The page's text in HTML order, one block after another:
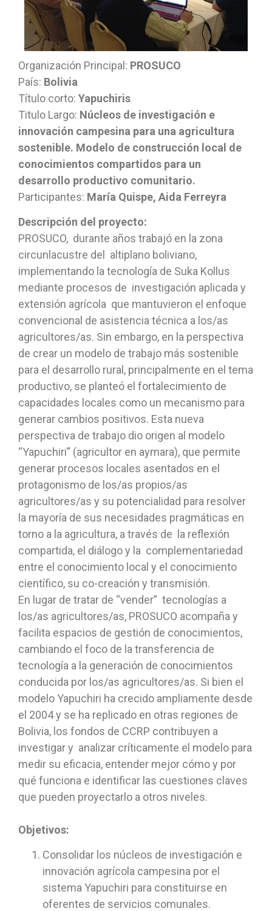
Organización Principal: PROSUCO
País: Bolivia
Título corto: Yapuchiris
Titulo Largo: Núcleos de investigación e
innovación campesina para una agricultura
sostenible. Modelo de construcción local de
conocimientos compartidos para un
desarrollo productivo comunitario.
Participantes: María Quispe, Aida Ferreyra
Descripción del proyecto:
PROSUCO, durante años trabajó en la zona
circunlacustre del altiplano boliviano,
implementando la tecnología de Suka Kollus
mediante procesos de investigación aplicada y
extensión agrícola que mantuvieron el enfoque
convencional de asistencia técnica a los/as
agricultores/as. Sin embargo, en la perspectiva
de crear un modelo de trabajo más sostenible
para el desarrollo rural, principalmente en el tema
productivo, se planteó el fortalecimiento de
capacidades locales como un mecanismo para
generar cambios positivos. Esta nueva
perspectiva de trabajo dio origen al modelo
“Yapuchiri” (agricultor en aymara), que permite
generar procesos locales asentados en el
protagonismo de los/as propios/as
agricultores/as y su potencialidad para resolver
la mayoría de sus necesidades pragmáticas en
torno a la agricultura, a través de la reflexión
compartida, el diálogo y la complementariedad
entre el conocimiento local y el conocimiento
científico, su co-creación y transmisión.
En lugar de tratar de “vender” tecnologías a
los/as agricultores/as, PROSUCO acompaña y
facilita espacios de gestión de conocimientos,
cambiando el foco de la transferencia de
tecnología a la generación de conocimientos
conducida por los/as agricultores/as. Si bien el
modelo Yapuchiri ha crecido ampliamente desde
el 2004 y se ha replicado en otras regiones de
Bolivia, los fondos de CCRP contribuyen a
investigar y analizar críticamente el modelo para
medir su eficacia, entender mejor cómo y por
qué funciona e identificar las cuestiones claves
que pueden proyectarlo a otros niveles.
Objetivos:
Consolidar los núcleos de investigación e
innovación agrícola campesina por el
sistema Yapuchiri para constituirse en
oferentes de servicios comunales.